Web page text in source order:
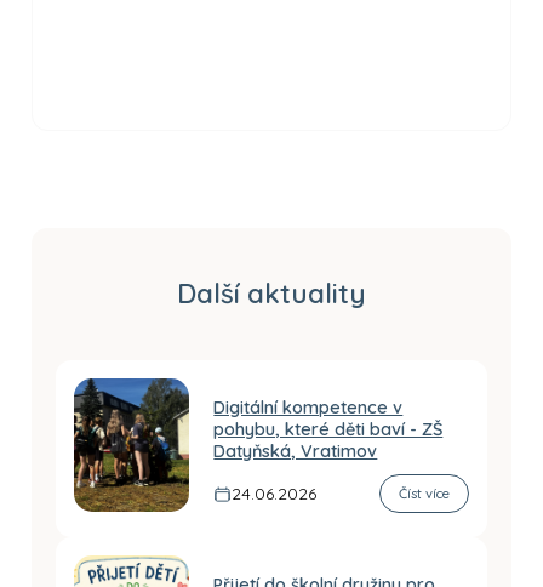
Další aktuality
Digitální kompetence v
pohybu, které děti baví - ZŠ
Datyňská, Vratimov
24.06.2026
Číst více